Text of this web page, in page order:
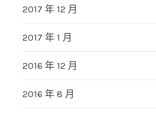
2017 年 12 月
2017 年 1 月
2016 年 12 月
2016 年 8 月